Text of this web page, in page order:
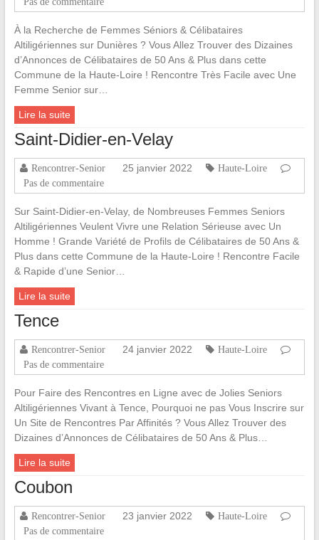
À la Recherche de Femmes Séniors & Célibataires
Altiligériennes sur Dunières ? Vous Allez Trouver des Dizaines
d’Annonces de Célibataires de 50 Ans & Plus dans cette
Commune de la Haute-Loire ! Rencontre Très Facile avec Une
Femme Senior sur…
Lire la suite
Saint-Didier-en-Velay
Rencontrer-Senior 25 janvier 2022
Haute-Loire
Pas de commentaire
Sur Saint-Didier-en-Velay, de Nombreuses Femmes Seniors
Altiligériennes Veulent Vivre une Relation Sérieuse avec Un
Homme ! Grande Variété de Profils de Célibataires de 50 Ans &
Plus dans cette Commune de la Haute-Loire ! Rencontre Facile
& Rapide d’une Senior…
Lire la suite
Tence
Rencontrer-Senior 24 janvier 2022
Haute-Loire
Pas de commentaire
Pour Faire des Rencontres en Ligne avec de Jolies Seniors
Altiligériennes Vivant à Tence, Pourquoi ne pas Vous Inscrire sur
Un Site de Rencontres Par Affinités ? Vous Allez Trouver des
Dizaines d’Annonces de Célibataires de 50 Ans & Plus…
Lire la suite
Coubon
Rencontrer-Senior 23 janvier 2022
Haute-Loire
Pas de commentaire